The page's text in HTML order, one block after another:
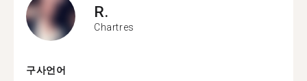
R.
Chartres
구사언어